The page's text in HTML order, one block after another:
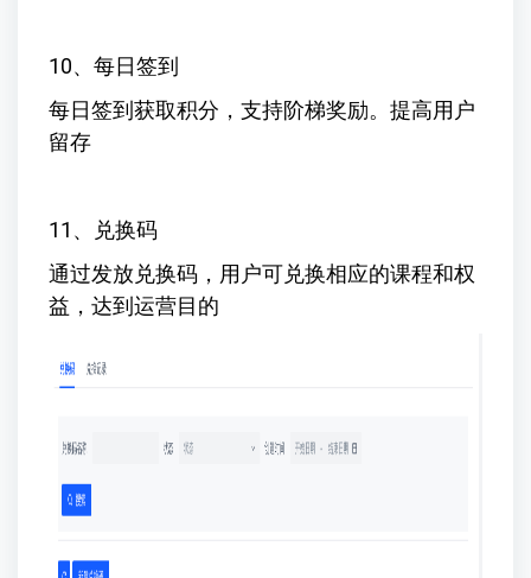
10、每日签到
每日签到获取积分，支持阶梯奖励。提高用户
留存
11、兑换码
通过发放兑换码，用户可兑换相应的课程和权
益，达到运营目的